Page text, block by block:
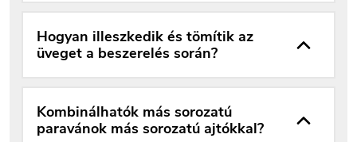
Hogyan illeszkedik és tömítik az
üveget a beszerelés során?
Kombinálhatók más sorozatú
paravánok más sorozatú ajtókkal?